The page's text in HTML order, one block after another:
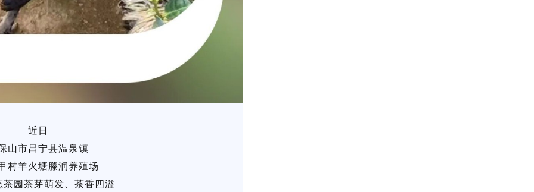
近日
山市昌宁县温泉镇
村羊火塘滕润养殖场
园茶芽萌发、茶香四溢